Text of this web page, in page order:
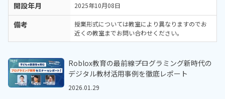
開設年月 2025年10月08日
備考
授業形式については教室により異なりますのでお
近くの教室までお問い合わせください。
Roblox教育の最前線――プログラミング新時代の
デジタル教材活用事例を徹底レポート
2026.01.29